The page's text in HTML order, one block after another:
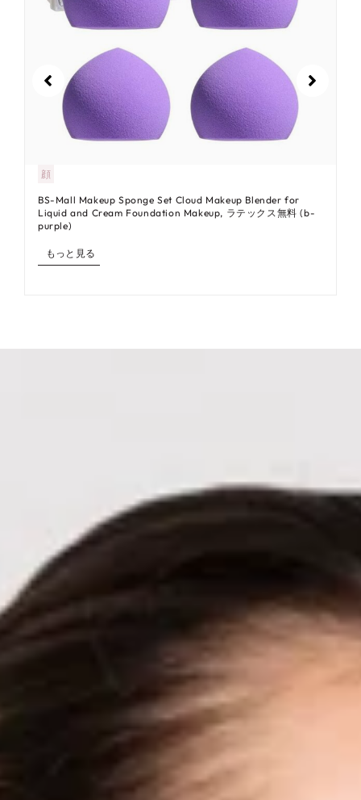
顔
BS-Mall Makeup Sponge Set Cloud Makeup Blender for
Liquid and Cream Foundation Makeup, ラテックス無料 (b-
purple)
もっと見る